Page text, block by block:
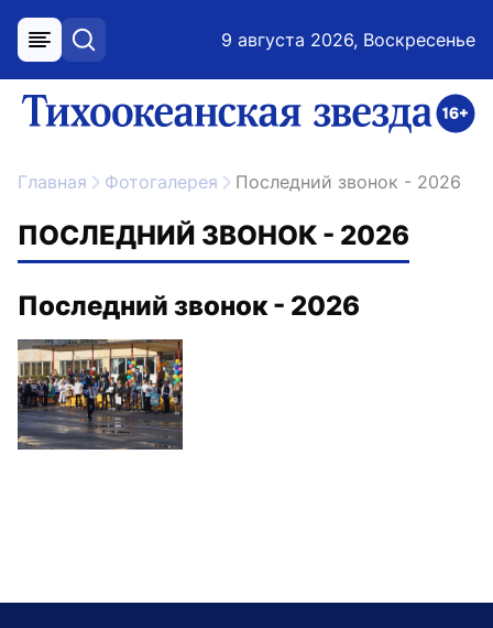
меню поиск 9 августа 2026, Воскресенье
ссылка на главную
Главная Фотогалерея Последний звонок - 2026
ПОСЛЕДНИЙ ЗВОНОК - 2026
Последний звонок - 2026